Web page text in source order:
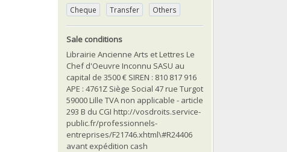
Cheque Transfer Others
Sale conditions
Librairie Ancienne Arts et Lettres Le
Chef d'Oeuvre Inconnu SASU au
capital de 3500 € SIREN : 810 817 916
APE : 4761Z Siège Social 47 rue Turgot
59000 Lille TVA non applicable - article
293 B du CGI http://vosdroits.service-
public.fr/professionnels-
entreprises/F21746.xhtml\#R24406
avant expédition cash